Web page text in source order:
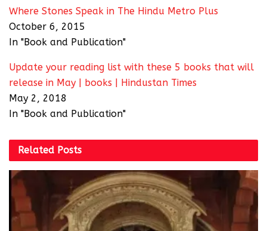
Where Stones Speak in The Hindu Metro Plus
October 6, 2015
In "Book and Publication"
Update your reading list with these 5 books that will
release in May | books | Hindustan Times
May 2, 2018
In "Book and Publication"
Related Posts